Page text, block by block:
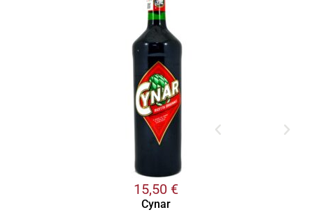
15,50 €
Cynar